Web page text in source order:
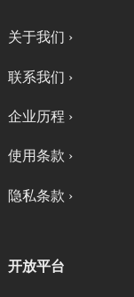
关于我们 ›
联系我们 ›
企业历程 ›
使用条款 ›
隐私条款 ›
开放平台